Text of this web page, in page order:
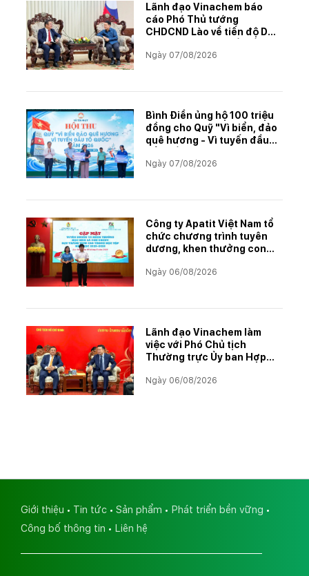
Lãnh đạo Vinachem báo
cáo Phó Thủ tướng
CHDCND Lào về tiến độ Dự
muối mỏ Kali
Ngày 07/08/2026
Bình Điền ủng hộ 100 triệu
đồng cho Quỹ "Vì biển, đảo
quê hương - Vì tuyến đầu
Ngày 07/08/2026
Công ty Apatit Việt Nam tổ
chức chương trình tuyên
dương, khen thưởng con
học tập xuất sắc năm học
Ngày 06/08/2026
Lãnh đạo Vinachem làm
việc với Phó Chủ tịch
Thường trực Ủy ban Hợp
đẩy triển khai Dự án Kali
Ngày 06/08/2026
Giới thiệu Tin tức Sản phẩm
Phát triển bền vững
Công bố thông tin
Liên hệ